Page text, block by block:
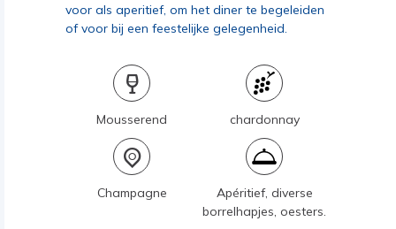
voor als aperitief, om het diner te begeleiden
of voor bij een feestelijke gelegenheid.
Mousserend chardonnay
Champagne
Apéritief, diverse
borrelhapjes, oesters.